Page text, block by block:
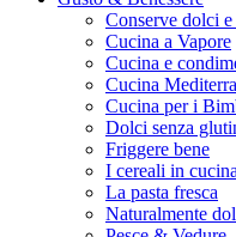
Conserve dolci e
Cucina a Vapore
Cucina e
Cucina
Cucina per i
Dolci senza
Friggere bene
I cereali in cucina
La pasta fresca
Naturalmente